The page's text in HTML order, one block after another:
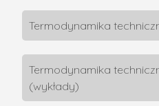
Termodynamika
Termodynamika
(wykłady)